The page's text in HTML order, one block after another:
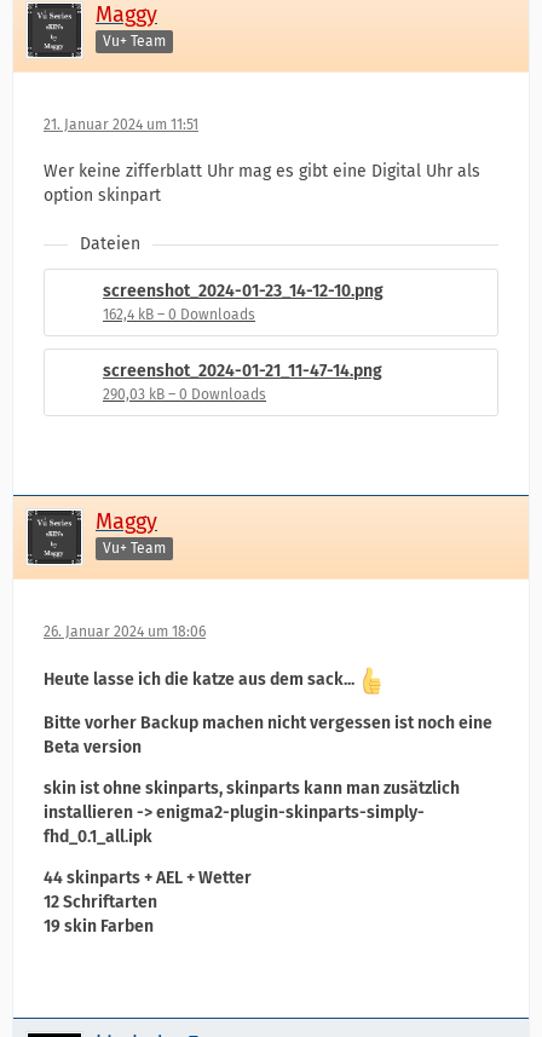
Maggy
Vu+ Team
21. Januar 2024 um 11:51
Wer keine zifferblatt Uhr mag es gibt eine Digital Uhr als
option skinpart
Dateien
screenshot_2024-01-23_14-12-10.png
162,4 kB – 0 Downloads
screenshot_2024-01-21_11-47-14.png
290,03 kB – 0 Downloads
Maggy
Vu+ Team
26. Januar 2024 um 18:06
Heute lasse ich die katze aus dem sack...
Bitte vorher Backup machen nicht vergessen ist noch eine
Beta version
skin ist ohne skinparts, skinparts kann man zusätzlich
installieren -> enigma2-plugin-skinparts-simply-
fhd_0.1_all.ipk
44 skinparts + AEL + Wetter
12 Schriftarten
19 skin Farben